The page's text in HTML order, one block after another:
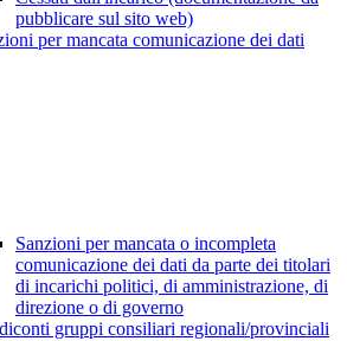
pubblicare sul sito web)
per mancata comunicazione dei dati
Sanzioni per mancata o incompleta
comunicazione dei dati da parte dei titolari
di incarichi politici, di amministrazione, di
direzione o di governo
gruppi consiliari regionali/provinciali